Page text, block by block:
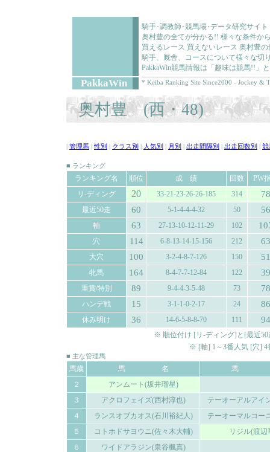
騎手･調教師･競馬場･データ研究サイ
奥村豊の全てが分かる!! 様々な条件か
買えるレース 買えないレース 奥村豊
騎手、厩舎、コースについて様々な切
PakkaWin競馬情報は「趣味は競馬!!」
PakkaWin * Keiba Ranking Site Since2000 - Jockey &
奥村豊 (西・48)
管理馬 |性別 クラス別 人気別 月別 出走間隔別 出走回数別 競
■ ランキング
ランキング名 順位 成 績 回数
PW
リ-ディング
20 33-21-23-26-26-185 314 78
最近50走 60 5-1-4-4-4-32 50 56
軸 63 27-13-10-12-11-29 102
穴 114 6-8-13-14-15-156 212 63
大穴 100 3-2-4-8-7-126 150 51
牝馬 164 8-4-7-7-12-84 122 39
重賞/特別 89 9-4-4-3-5-48 73 78
ハンデ戦 15 3-1-1-0-2-17 24 86
休み明け 36 14-6-5-8-8-70 111 94
※ 順位付け [リ-ディング]と[最近
※ [軸] 1～3番人気 [穴] 4
■ 主な管理馬
馬歳 馬 名
馬
２
アンムート(坂井瑠星)
３
アクロフェイズ(西村淳也)
テーオーアルアイ
４
ランスオブカオス(石川裕紀人)
テーオーマルコー
５
コトホドサヨウニ(佐々木大輔)
リジル(渡辺
６
ワイドアラジン(泉谷楓真)